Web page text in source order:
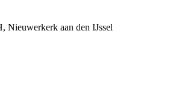
Nieuwerkerk aan den IJssel